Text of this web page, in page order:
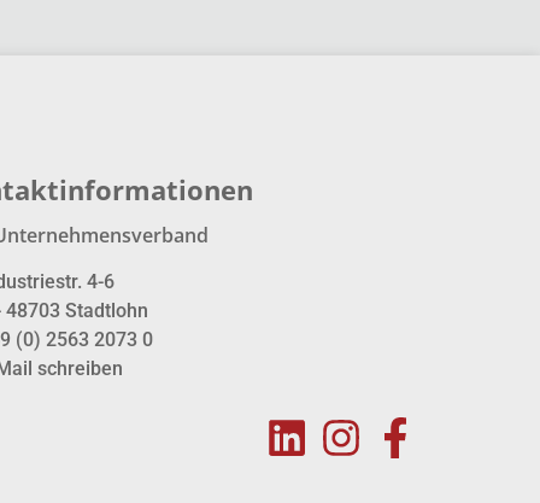
4-6
48703 Stadtlohn
(0) 2563 2073 0
schreiben